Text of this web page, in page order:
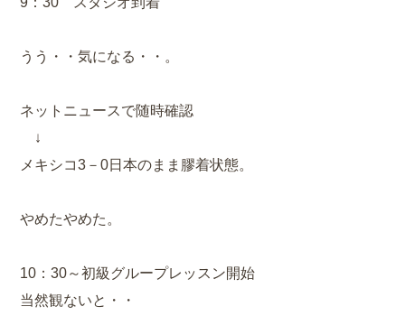
うう・・気になる・・。
ネットニュースで随時確認
↓
メキシコ3－0日本のまま膠着状態。
やめたやめた。
10：30～初級グループレッスン開始
当然観ないと・・